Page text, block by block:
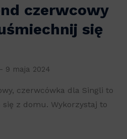
czerwcowy
się
- 9 maja 2024
czerwcówka dla Singli to
z domu. Wykorzystaj to